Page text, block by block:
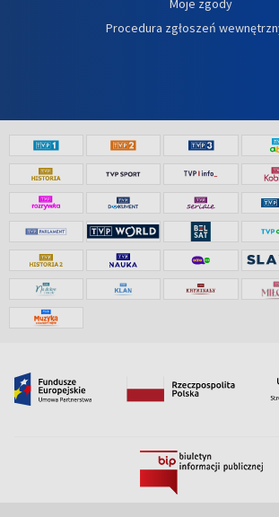
Moje zgody
Procedura zgłoszeń